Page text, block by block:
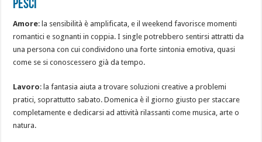
PESCI
Amore: la sensibilità è amplificata, e il weekend favorisce momenti
romantici e sognanti in coppia. I single potrebbero sentirsi attratti da
una persona con cui condividono una forte sintonia emotiva, quasi
come se si conoscessero già da tempo.
Lavoro: la fantasia aiuta a trovare soluzioni creative a problemi
pratici, soprattutto sabato. Domenica è il giorno giusto per staccare
completamente e dedicarsi ad attività rilassanti come musica, arte o
natura.